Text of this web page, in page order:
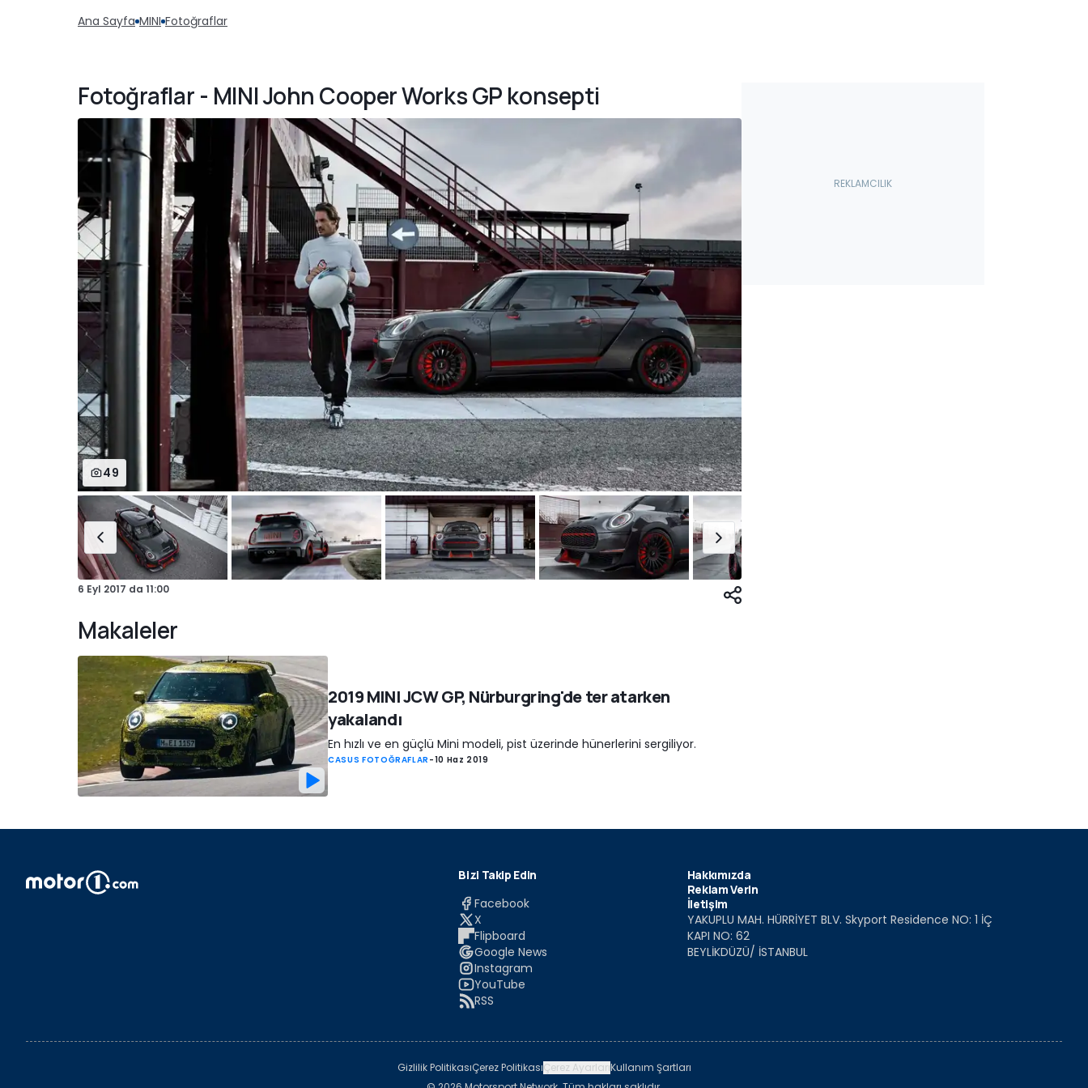
Ana Sayfa MINI Fotoğraflar
Fotoğraflar - MINI John Cooper Works GP konsepti
49
6 Eyl 2017 da 11:00
Makaleler
2019 MINI JCW GP, Nürburgring'de ter atarken
yakalandı
En hızlı ve en güçlü Mini modeli, pist üzerinde hünerlerini sergiliyor.
CASUS FOTOĞRAFLAR -10 Haz 2019
Bizi Takip Edin
Facebook
X
Flipboard
Google News
Instagram
YouTube
RSS
Hakkımızda
Reklam Verin
İletişim
YAKUPLU MAH. HÜRRİYET BLV. Skyport Residence NO: 1 İÇ
KAPI NO: 62
BEYLİKDÜZÜ/ İSTANBUL
Gizlilik PolitikasıÇerez PolitikasıÇerez AyarlarıKullanım Şartları